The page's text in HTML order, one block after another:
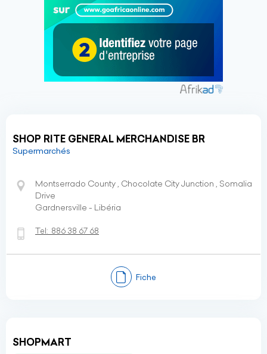
SHOP RITE GENERAL MERCHANDISE BR
Supermarchés
Montserrado County , Chocolate City Junction , Somalia
Drive
Gardnersville - Libéria
Tel: 886 38 67 68
Fiche
SHOPMART